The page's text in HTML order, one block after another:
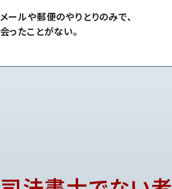
メールや郵便のやりとりのみで、
会ったことがない。